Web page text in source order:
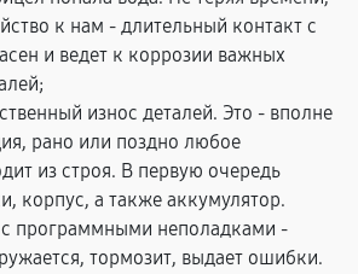
к нам - длительный контакт с
и ведет к коррозии важных
износ деталей. Это - вполне
рано или поздно любое
из строя. В первую очередь
корпус, а также аккумулятор.
программными неполадками -
тормозит, выдает ошибки.